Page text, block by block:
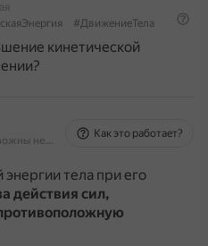
#ДвижениеТела
кинетической
На основе источников, возможны неточности
Как это работает?
тела при его
действия сил,